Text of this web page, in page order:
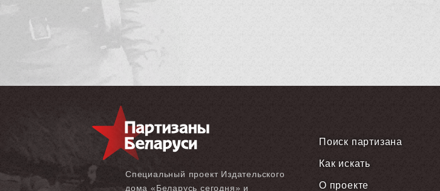
Специальный проект Издательского
дома «‎Беларусь сегодня» и
Поиск партизана
Как искать
О проекте